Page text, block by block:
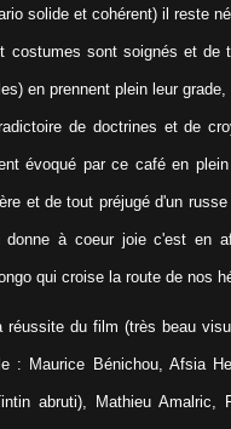
solide et cohérent) il reste
costumes sont soignés et de
en prennent plein leur
de doctrines et de
évoqué par ce café en
et de tout préjugé d'un
donne à coeur joie c'est en
qui croise la route de nos
du film (très beau
: Maurice Bénichou, Afsia
abruti), Mathieu Amalric,